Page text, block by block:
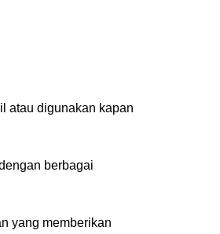
atau digunakan kapan
berbagai
yang memberikan